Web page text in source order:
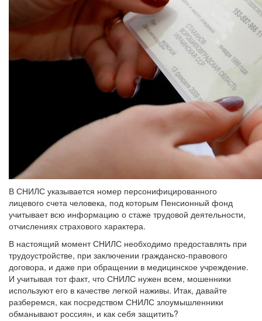
В СНИЛС указывается номер персонифицированного
лицевого счета человека, под которым Пенсионный фонд
учитывает всю информацию о стаже трудовой деятельности,
отчислениях страхового характера.
В настоящий момент СНИЛС необходимо предоставлять при
трудоустройстве, при заключении гражданско-правового
договора, и даже при обращении в медицинское учреждение.
И учитывая тот факт, что СНИЛС нужен всем, мошенники
используют его в качестве легкой наживы. Итак, давайте
разберемся, как посредством СНИЛС злоумышленники
обманывают россиян, и как себя защитить?